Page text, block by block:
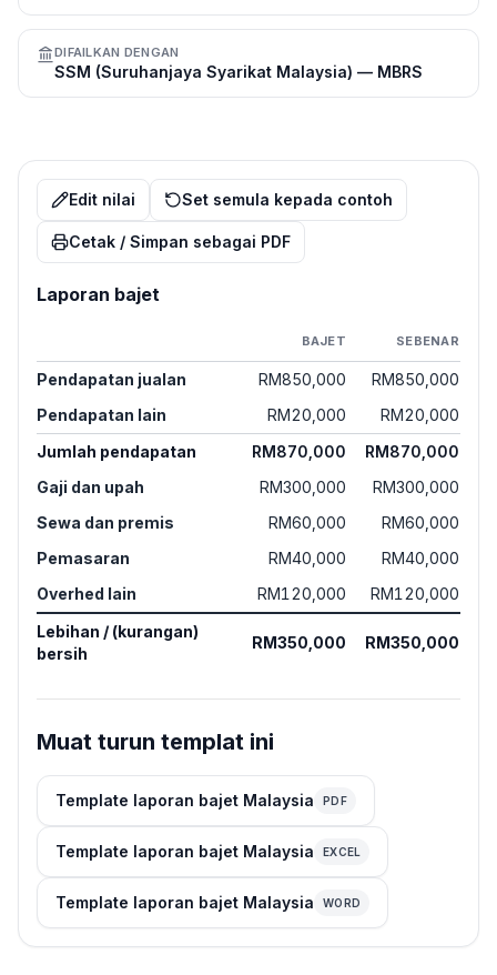
DIFAILKAN DENGAN
SSM (Suruhanjaya Syarikat Malaysia) — MBRS
Edit nilai Set semula kepada contoh
Cetak / Simpan sebagai PDF
Laporan bajet
BAJET SEBENAR
Pendapatan jualan RM850,000
RM850,000
Pendapatan lain
RM20,000
RM20,000
Jumlah pendapatan
RM870,000
RM870,000
Gaji dan upah
RM300,000
RM300,000
Sewa dan premis
RM60,000
RM60,000
Pemasaran
RM40,000
RM40,000
Overhed lain
RM120,000
RM120,000
Lebihan / (kurangan)
bersih
RM350,000 RM350,000
Muat turun templat ini
Template laporan bajet Malaysia PDF
Template laporan bajet Malaysia EXCEL
Template laporan bajet Malaysia WORD